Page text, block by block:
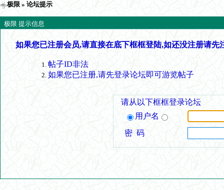
极限 » 论坛提示
极限 提示信息
如果您已注册会员,请直接在底下框框登陆,如还没注册请先
帖子ID非法
如果您已注册,请先登录论坛即可游览帖子
请从以下框框登录论坛
用户名
密 码